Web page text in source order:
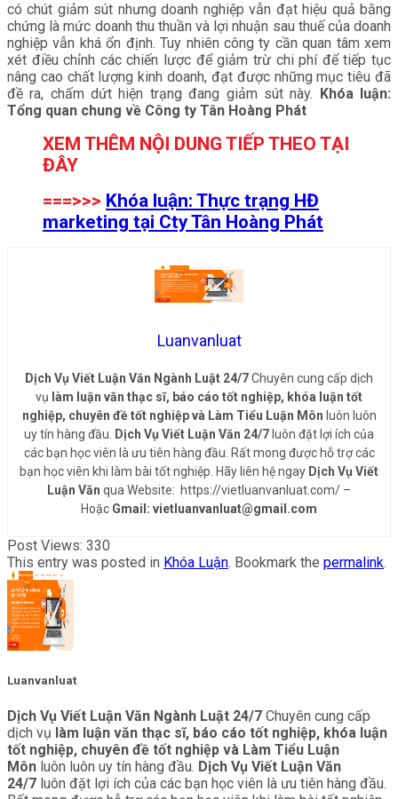
có chút giảm sút nhưng doanh nghiệp vẫn đạt hiệu quả bằng
chứng là mức doanh thu thuần và lợi nhuận sau thuế của doanh
nghiệp vẫn khá ổn định. Tuy nhiên công ty cần quan tâm xem
xét điều chỉnh các chiến lược để giảm trừ chi phí để tiếp tục
nâng cao chất lượng kinh doanh, đạt được những mục tiêu đã
đề ra, chấm dứt hiện trạng đang giảm sút này. Khóa luận:
Tổng quan chung về Công ty Tân Hoàng Phát
XEM THÊM NỘI DUNG TIẾP THEO TẠI
ĐÂY
===>>> Khóa luận: Thực trạng HĐ
marketing tại Cty Tân Hoàng Phát
Luanvanluat
Dịch Vụ Viết Luận Văn Ngành Luật 24/7Chuyên cung cấp dịch
vụ làm luận văn thạc sĩ, báo cáo tốt nghiệp, khóa luận tốt
nghiệp, chuyên đề tốt nghiệp và Làm Tiểu Luận Môn luôn luôn
uy tín hàng đầu. Dịch Vụ Viết Luận Văn 24/7 luôn đặt lợi ích của
các bạn học viên là ưu tiên hàng đầu. Rất mong được hỗ trợ các
bạn học viên khi làm bài tốt nghiệp. Hãy liên hệ ngay Dịch Vụ Viết
Luận Văn qua Website: https://vietluanvanluat.com/ –
Hoặc Gmail: vietluanvanluat@gmail.com
Post Views: 330
This entry was posted in Khóa Luận. Bookmark the permalink.
Luanvanluat
Dịch Vụ Viết Luận Văn Ngành Luật 24/7 Chuyên cung cấp
dịch vụ làm luận văn thạc sĩ, báo cáo tốt nghiệp, khóa luận
tốt nghiệp, chuyên đề tốt nghiệp và Làm Tiểu Luận
Môn luôn luôn uy tín hàng đầu. Dịch Vụ Viết Luận Văn
24/7 luôn đặt lợi ích của các bạn học viên là ưu tiên hàng đầu.